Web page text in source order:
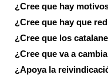
¿Cree que hay
¿Cree que hay que
¿Cree que los
¿Cree que va a
¿Apoya la